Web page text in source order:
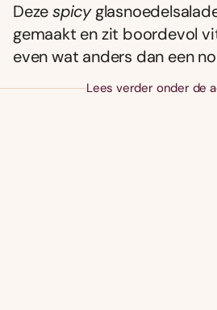
Dezespicy
gemaakt en zit boordevol
even wat anders dan een
Lees verder onder de